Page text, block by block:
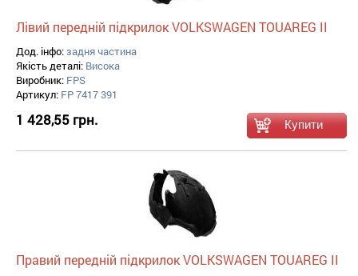
Лівий передній підкрилок VOLKSWAGEN TOUAREG II
Дод. інфо:задня частина
Якість деталі: Висока
Виробник: FPS
Артикул: FP 7417 391
1 428,55 грн.
Правий передній підкрилок VOLKSWAGEN TOUAREG II